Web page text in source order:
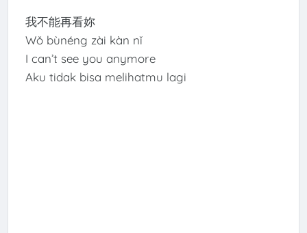
我不能再看妳
Wǒ bùnéng zài kàn nǐ
I can’t see you anymore
Aku tidak bisa melihatmu lagi